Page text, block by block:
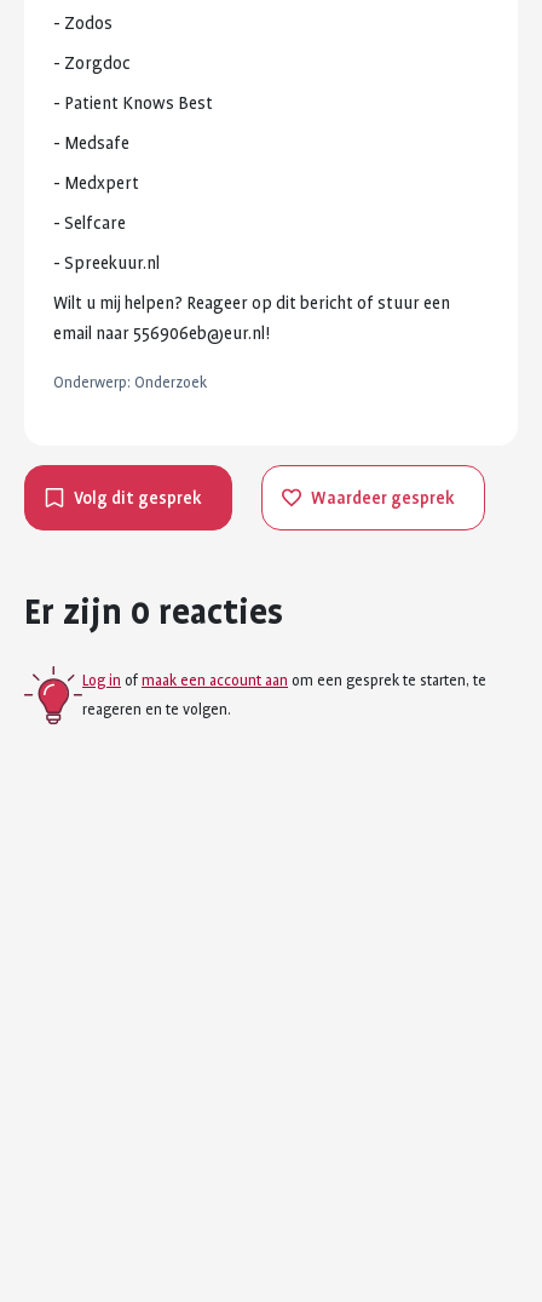
- Zodos
- Zorgdoc
- Patient Knows Best
- Medsafe
- Medxpert
- Selfcare
- Spreekuur.nl
Wilt u mij helpen? Reageerop dit bericht of stuureen
email naar 556906eb@eur.nl!
Onderwerp: Onderzoek
Volg dit gesprek Waardeer gesprek
Er zijn 0 reacties
Log in of maak een account aan om een gesprek te starten, te
reageren en te volgen.